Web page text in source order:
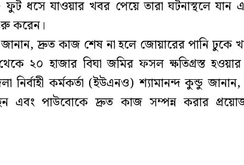
ধসে যাওয়ার খবর পেয়ে তারা ঘটনাস্থলে যান
করেন।
জানান, দ্রুত কাজ শেষ না হলে জোয়ারের পানি
২০ হাজার বিঘা জমির ফসল ক্ষতিগ্রস্ত
কর্মকর্তা (ইউএনও) শ্যামানন্দ কুন্ডু জানান,
এবং পাউবোকে দ্রুত কাজ সম্পন্ন করার